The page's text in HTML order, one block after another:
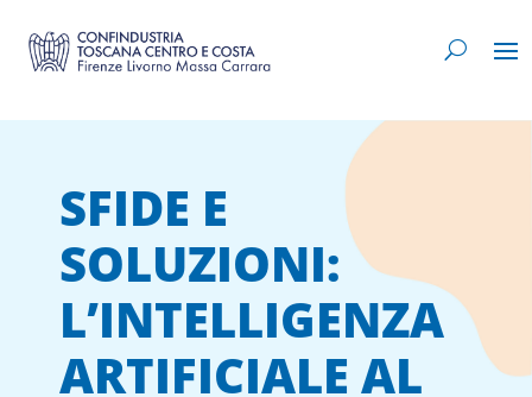
SFIDE E
SOLUZIONI:
L’INTELLIGENZA
ARTIFICIALE AL